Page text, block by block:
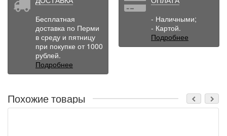
Бесплатная
доставка по Перми
в среду и пятницу
при покупке от 1000
рублей.
Подробнее
- Наличными;
- Картой.
Подробнее
Похожие товары